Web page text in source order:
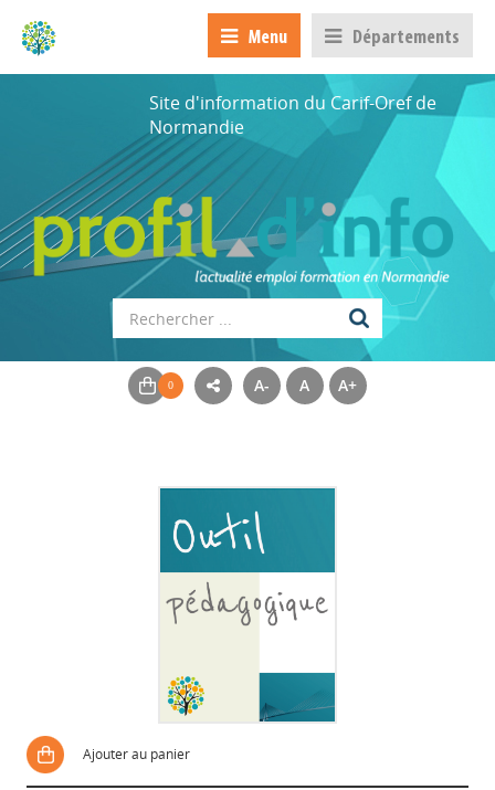
Menu Départements
Site d'information du Carif-Oref de
Normandie
A- A A+
Ajouter au panier